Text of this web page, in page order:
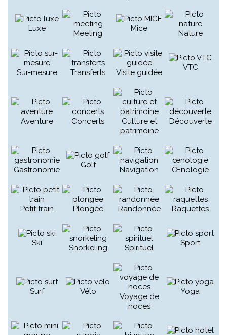
Luxe
Meeting
Mice
Nature
Sur-mesure Transferts Visite guidée
VTC
Aventure Concerts
Culture et
patrimoine
Découverte
Gastronomie
Golf
Navigation Œnologie
Petit train Plongée Randonnée Raquettes
Ski
Snorkeling Spirituel
Sport
Surf Vélo
Voyage de
noces
Yoga